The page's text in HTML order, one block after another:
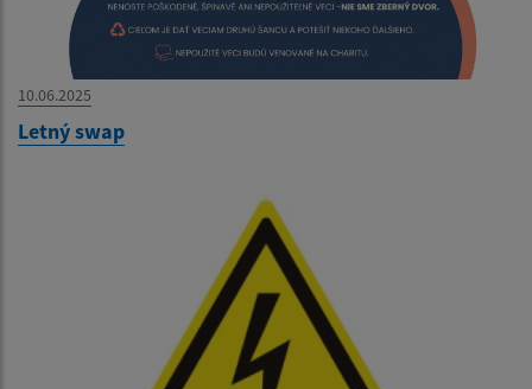
10.06.2025
Letný swap